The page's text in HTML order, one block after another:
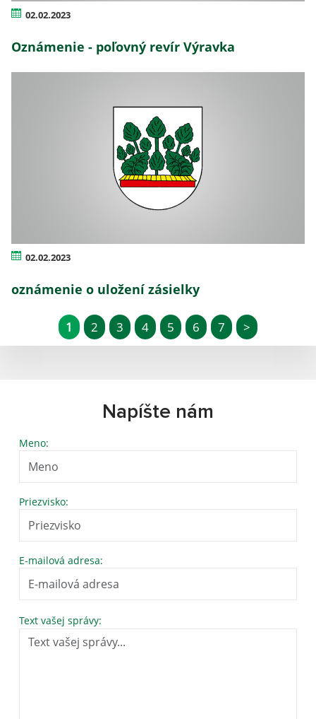
02.02.2023
Oznámenie - poľovný revír Výravka
02.02.2023
oznámenie o uložení zásielky
1 2 3 4 5 6 7 >
Napíšte nám
Meno:
Priezvisko:
E-mailová adresa:
Text vašej správy: